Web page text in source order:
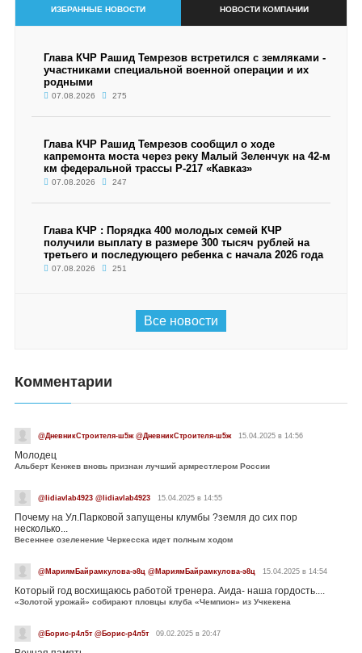
ИЗБРАННЫЕ НОВОСТИ НОВОСТИ КОМПАНИИ
Глава КЧР Рашид Темрезов встретился с земляками -
участниками специальной военной операции и их
родными
07.08.2026 275
Глава КЧР Рашид Темрезов сообщил о ходе
капремонта моста через реку Малый Зеленчук на 42-м
км федеральной трассы Р-217 «Кавказ»
07.08.2026 247
Глава КЧР : Порядка 400 молодых семей КЧР
получили выплату в размере 300 тысяч рублей на
третьего и последующего ребенка с начала 2026 года
07.08.2026 251
Все новости
Комментарии
@ДневникСтроителя-ш5ж @ДневникСтроителя-ш5ж 15.04.2025 в 14:56
Молодец
Альберт Кенжев вновь признан лучший армрестлером России
@lidiavlab4923 @lidiavlab4923 15.04.2025 в 14:55
Почему на Ул.Парковой запущены клумбы ?земля до сих пор
несколько...
Весеннее озеленение Черкесска идет полным ходом
@МариямБайрамкулова-э8ц @МариямБайрамкулова-э8ц 15.04.2025 в 14:54
Который год восхищаюсь работой тренера. Аида- наша гордость....
«Золотой урожай» собирают пловцы клуба «Чемпион» из Учкекена
@Борис-р4л5т @Борис-р4л5т 09.02.2025 в 20:47